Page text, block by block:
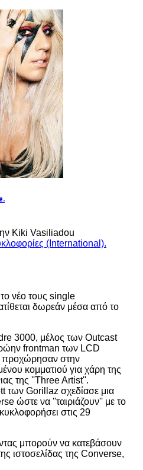
Kiki Vasiliadou
(International).
νέο τους single
δωρεάν μέσα από το
3000, μέλος των Outcast
frontman των LCD
προχώρησαν στην
κομματιού για χάρη της
της ''Three Artist''.
των Gorillaz σχεδίασε μια
ώστε να ''ταιριάζουν'' με το
στις 29
μπορούν να κατεβάσουν
ιστοσελίδας της Converse,